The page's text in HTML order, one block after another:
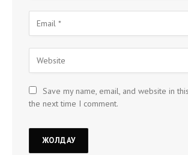
Save my name, email, and website in
the next time I comment.